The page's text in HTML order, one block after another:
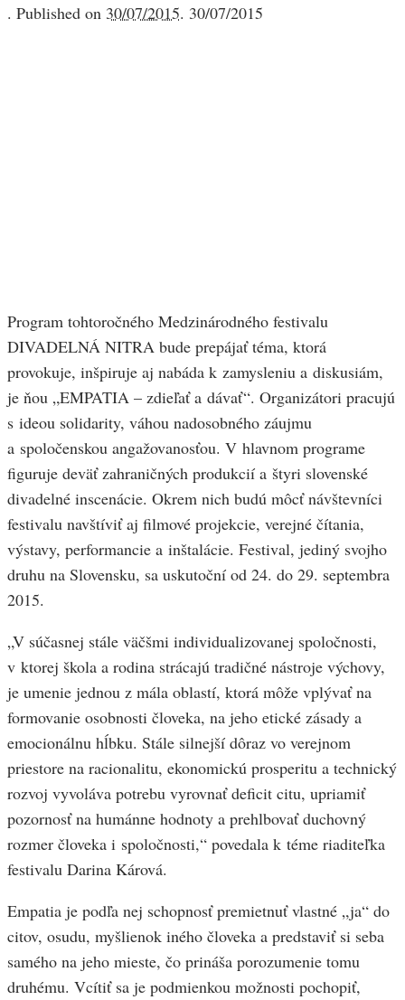
. Published on 30/07/2015. 30/07/2015
Program tohtoročného Medzinárodného festivalu
DIVADELNÁ NITRA bude prepájať téma, ktorá
provokuje, inšpiruje aj nabáda k zamysleniu a diskusiám,
je ňou „EMPATIA – zdieľať a dávať“. Organizátori pracujú
s ideou solidarity, váhou nadosobného záujmu
a spoločenskou angažovanosťou. V hlavnom programe
figuruje deväť zahraničných produkcií a štyri slovenské
divadelné inscenácie. Okrem nich budú môcť návštevníci
festivalu navštíviť aj filmové projekcie, verejné čítania,
výstavy, performancie a inštalácie. Festival, jediný svojho
druhu na Slovensku, sa uskutoční od 24. do 29. septembra
2015.
„V súčasnej stále väčšmi individualizovanej spoločnosti,
v ktorej škola a rodina strácajú tradičné nástroje výchovy,
je umenie jednou z mála oblastí, ktorá môže vplývať na
formovanie osobnosti človeka, na jeho etické zásady a
emocionálnu hĺbku. Stále silnejší dôraz vo verejnom
priestore na racionalitu, ekonomickú prosperitu a technický
rozvoj vyvoláva potrebu vyrovnať deficit citu, upriamiť
pozornosť na humánne hodnoty a prehlbovať duchovný
rozmer človeka i spoločnosti,“ povedala k téme riaditeľka
festivalu Darina Kárová.
Empatia je podľa nej schopnosť premietnuť vlastné „ja“ do
citov, osudu, myšlienok iného človeka a predstaviť si seba
samého na jeho mieste, čo prináša porozumenie tomu
druhému. Vcítiť sa je podmienkou možnosti pochopiť,